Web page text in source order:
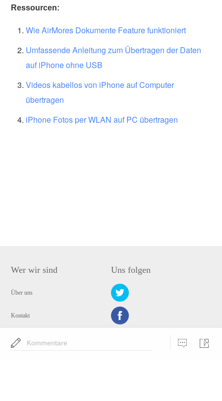
Ressourcen:
Wie AirMores Dokumente Feature funktioniert
Umfassende Anleitung zum Übertragen der Daten
auf iPhone ohne USB
Videos kabellos von iPhone auf Computer
übertragen
iPhone Fotos per WLAN auf PC übertragen
Wer wir sind
Über uns
Kontakt
Datenschutz
Uns folgen
Kommentare